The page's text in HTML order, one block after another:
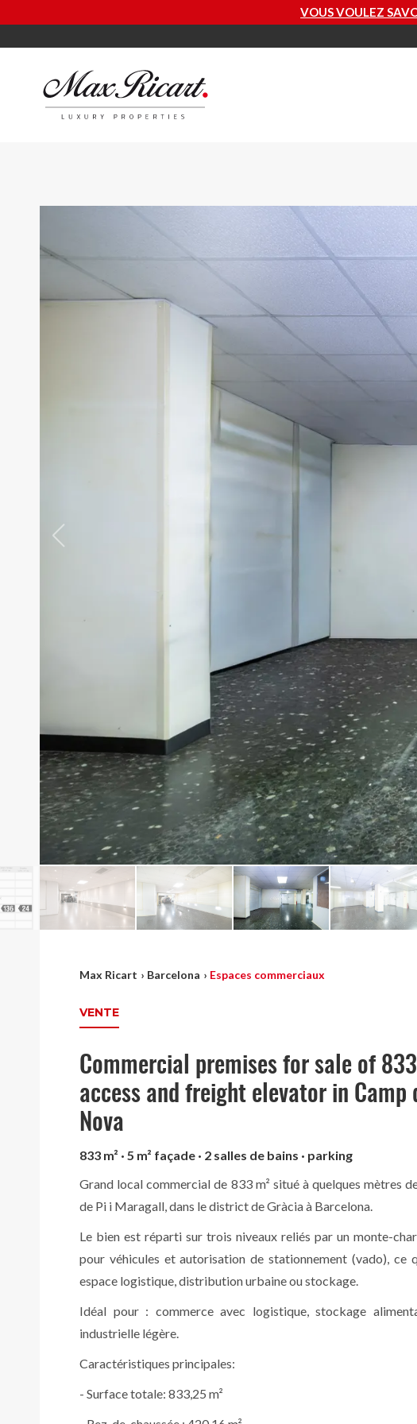
VOUS VOULEZ SAVOIR COMBIEN VAUT
Max Ricart › Barcelona › Espaces commerciaux
VENTE
Commercial premises for sale of
access and freight elevator in Camp
Nova
833 m² · 5 m² façade · 2 salles de bains · parking
Grand local commercial de 833 m² situé à quelques mètres
de Pi i Maragall, dans le district de Gràcia à Barcelona.
Le bien est réparti sur trois niveaux reliés par un monte-
pour véhicules et autorisation de stationnement (vado), ce
espace logistique, distribution urbaine ou stockage.
Idéal pour : commerce avec logistique, stockage
industrielle légère.
Caractéristiques principales:
- Surface totale: 833,25 m²